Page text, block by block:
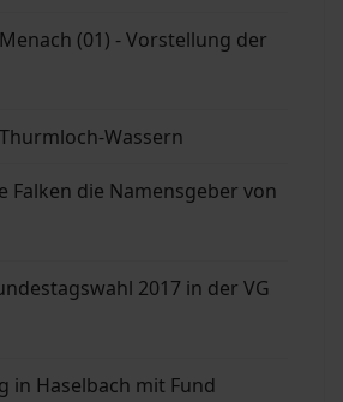
(01) - Vorstellung der
Wassern
Falken die Namensgeber von
2017 in der VG
in Haselbach mit Fund